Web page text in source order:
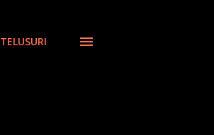
TELUSURI